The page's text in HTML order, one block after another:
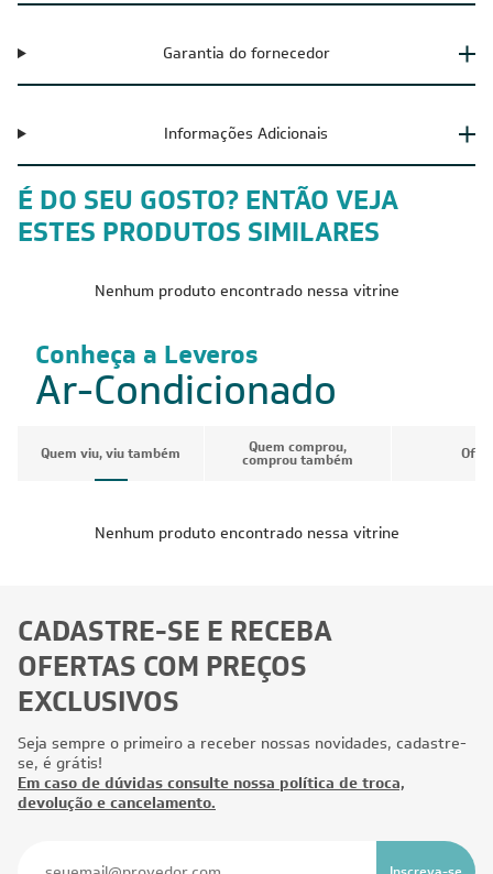
Garantia do fornecedor
Informações Adicionais
É DO SEU GOSTO? ENTÃO VEJA
ESTES PRODUTOS SIMILARES
Nenhum produto encontrado nessa vitrine
Conheça a Leveros
Ar-Condicionado
Quem viu, viu também Quem comprou,
comprou também
Nenhum produto encontrado nessa vitrine
CADASTRE-SE E RECEBA
OFERTAS COM PREÇOS
EXCLUSIVOS
Seja sempre o primeiro a receber nossas novidades, cadastre-
se, é grátis!
Em caso de dúvidas consulte nossa política de troca,
devolução e cancelamento.